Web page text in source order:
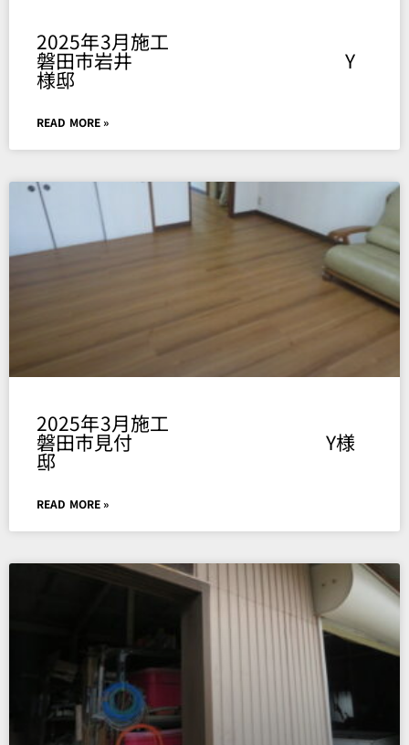
2025年3月施工
磐田市岩井 Y
様邸
READ MORE »
2025年3月施工
磐田市見付 Y様
邸
READ MORE »